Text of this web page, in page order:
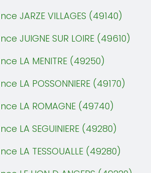
JARZE VILLAGES (49140)
JUIGNE SUR LOIRE (49610)
LA MENITRE (49250)
LA POSSONNIERE (49170)
LA ROMAGNE (49740)
LA SEGUINIERE (49280)
LA TESSOUALLE (49280)